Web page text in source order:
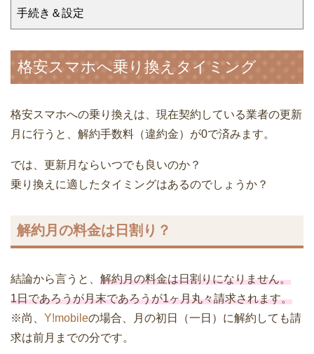
手続き＆設定
格安スマホへ乗り換えタイミング
格安スマホへの乗り換えは、現在契約している業者の更新
月に行うと、解約手数料（違約金）が0で済みます。
では、更新月ならいつでも良いのか？
乗り換えに適したタイミングはあるのでしょうか？
解約月の料金は日割り？
結論から言うと、 解約月の料金は日割りになりません。
1日であろうが月末であろうが1ヶ月丸々請求されます。
※尚、 Y!mobileの場合、月の初日（一日）に解約しても請
求は前月までの分です。